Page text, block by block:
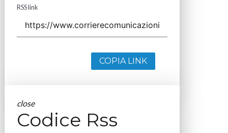
RSS link
COPIA LINK
close
Codice Rss